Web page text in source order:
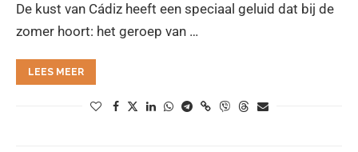
De kust van Cádiz heeft een speciaal geluid dat bij de
zomer hoort: het geroep van …
LEES MEER